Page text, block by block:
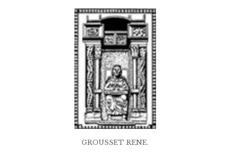
GROUSSET RENE.